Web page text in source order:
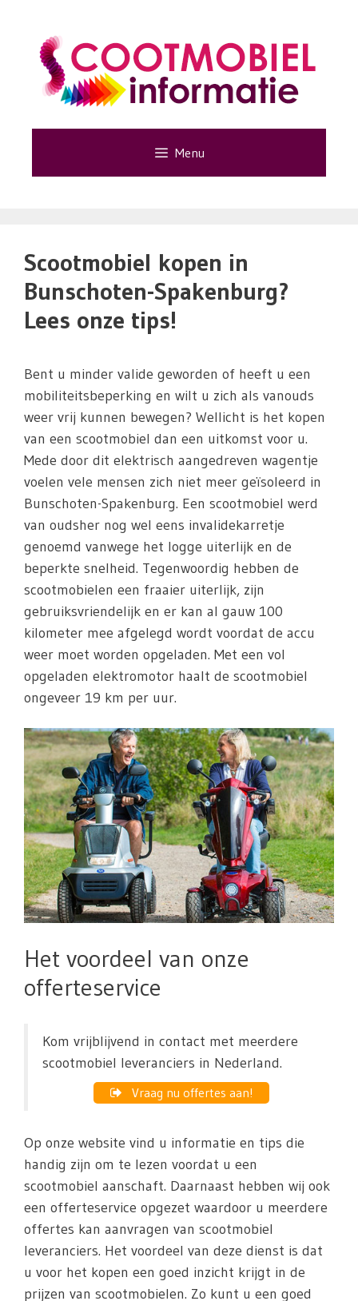
Menu
Scootmobiel kopen in
Bunschoten-Spakenburg?
Lees onze tips!
Bent u minder valide geworden of heeft u een
mobiliteitsbeperking en wilt u zich als vanouds
weer vrij kunnen bewegen? Wellicht is het kopen
van een scootmobiel dan een uitkomst voor u.
Mede door dit elektrisch aangedreven wagentje
voelen vele mensen zich niet meer geïsoleerd in
Bunschoten-Spakenburg. Een scootmobiel werd
van oudsher nog wel eens invalidekarretje
genoemd vanwege het logge uiterlijk en de
beperkte snelheid. Tegenwoordig hebben de
scootmobielen een fraaier uiterlijk, zijn
gebruiksvriendelijk en er kan al gauw 100
kilometer mee afgelegd wordt voordat de accu
weer moet worden opgeladen. Met een vol
opgeladen elektromotor haalt de scootmobiel
ongeveer 19 km per uur.
Het voordeel van onze
offerteservice
Kom vrijblijvend in contact met meerdere
scootmobiel leveranciers in Nederland.
Vraag nu offertes aan!
Op onze website vind u informatie en tips die
handig zijn om te lezen voordat u een
scootmobiel aanschaft. Daarnaast hebben wij ook
een offerteservice opgezet waardoor u meerdere
offertes kan aanvragen van scootmobiel
leveranciers. Het voordeel van deze dienst is dat
u voor het kopen een goed inzicht krijgt in de
prijzen van scootmobielen. Zo kunt u een goed